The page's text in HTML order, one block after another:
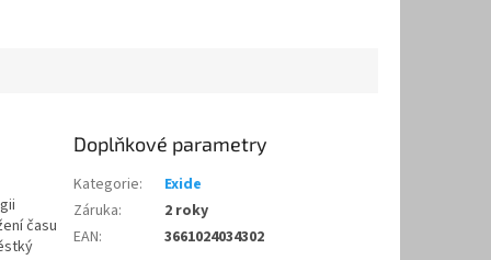
času
Doplňkové parametry
Kategorie:
Exide
Záruka:
2 roky
EAN: 3661024034302